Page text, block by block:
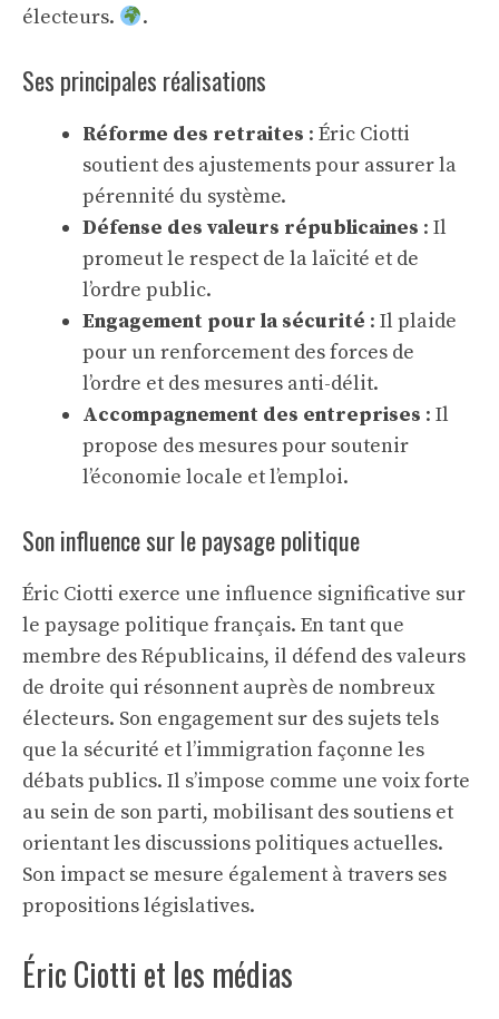
électeurs.
.
Ses principales réalisations
Réforme des retraites : Éric Ciotti
soutient des ajustements pour assurer la
pérennité du système.
Défense des valeurs républicaines : Il
promeut le respect de la laïcité et de
l’ordre public.
Engagement pour la sécurité : Il plaide
pour un renforcement des forces de
l’ordre et des mesures anti-délit.
Accompagnement des entreprises : Il
propose des mesures pour soutenir
l’économie locale et l’emploi.
Son influence sur le paysage politique
Éric Ciotti exerce une influence significative sur
le paysage politique français. En tant que
membre des Républicains, il défend des valeurs
de droite qui résonnent auprès de nombreux
électeurs. Son engagement sur des sujets tels
que la sécurité et l’immigration façonne les
débats publics. Il s’impose comme une voix forte
au sein de son parti, mobilisant des soutiens et
orientant les discussions politiques actuelles.
Son impact se mesure également à travers ses
propositions législatives.
Éric Ciotti et les médias